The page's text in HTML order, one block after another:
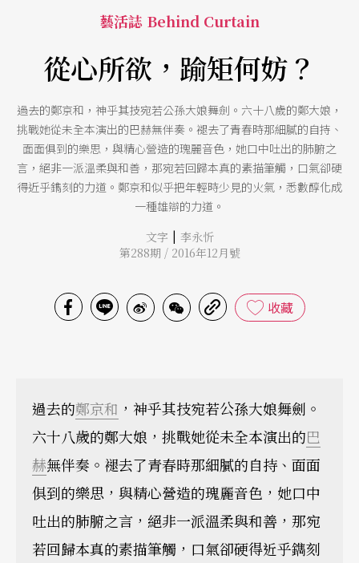
藝活誌 Behind Curtain
從心所欲，踰矩何妨？
過去的鄭京和，神乎其技宛若公孫大娘舞劍。六十八歲的鄭大娘，
挑戰她從未全本演出的巴赫無伴奏。褪去了青春時那細膩的自持、
面面俱到的樂思，與精心營造的瑰麗音色，她口中吐出的肺腑之
言，絕非一派溫柔與和善，那宛若回歸本真的素描筆觸，口氣卻硬
得近乎鐫刻的力道。鄭京和似乎把年輕時少見的火氣，悉數醇化成
一種雄辯的力道。
文字 | 李永忻
第288期 / 2016年12月號
收藏
過去的鄭京和 ，神乎其技宛若公孫大娘舞劍。
六十八歲的鄭大娘，挑戰她從未全本演出的巴
赫無伴奏。褪去了青春時那細膩的自持、面面
俱到的樂思，與精心營造的瑰麗音色，她口中
吐出的肺腑之言，絕非一派溫柔與和善，那宛
若回歸本真的素描筆觸，口氣卻硬得近乎鐫刻